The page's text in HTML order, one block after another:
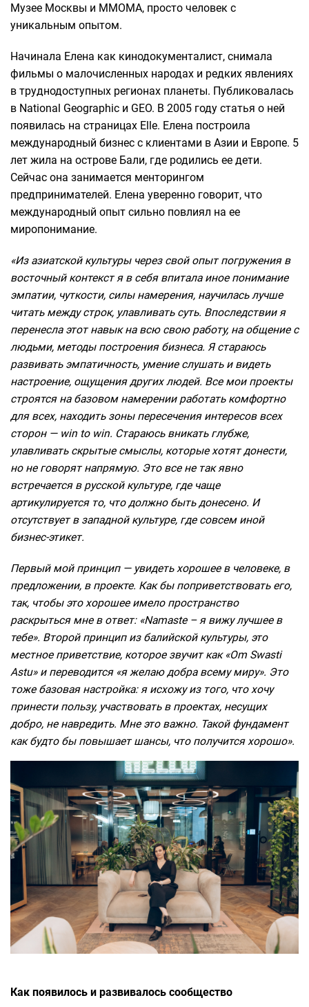
Музее Москвы и ММОМА, просто человек с
уникальным опытом.
Начинала Елена как кинодокументалист, снимала
фильмы о малочисленных народах и редких явлениях
в труднодоступных регионах планеты. Публиковалась
в National Geographic и GEO. В 2005 году статья о ней
появилась на страницах Elle. Елена построила
международный бизнес с клиентами в Азии и Европе. 5
лет жила на острове Бали, где родились ее дети.
Сейчас она занимается менторингом
предпринимателей. Елена уверенно говорит, что
международный опыт сильно повлиял на ее
миропонимание.
«Из азиатской культуры через свой опыт погружения в
восточный контекст я в себя впитала иное понимание
эмпатии, чуткости, силы намерения, научилась лучше
читать между строк, улавливать суть. Впоследствии я
перенесла этот навык на всю свою работу, на общение с
людьми, методы построения бизнеса. Я стараюсь
развивать эмпатичность, умение слушать и видеть
настроение, ощущения других людей. Все мои проекты
строятся на базовом намерении работать комфортно
для всех, находить зоны пересечения интересов всех
сторон — win to win. Стараюсь вникать глубже,
улавливать скрытые смыслы, которые хотят донести,
но не говорят напрямую. Это все не так явно
встречается в русской культуре, где чаще
артикулируется то, что должно быть донесено. И
отсутствует в западной культуре, где совсем иной
бизнес-этикет.
Первый мой принцип — увидеть хорошее в человеке, в
предложении, в проекте. Как бы поприветствовать его,
так, чтобы это хорошее имело пространство
раскрыться мне в ответ: «Namaste – я вижу лучшее в
тебе». Второй принцип из балийской культуры, это
местное приветствие, которое звучит как «Om Swasti
Astu» и переводится «я желаю добра всему миру». Это
тоже базовая настройка: я исхожу из того, что хочу
принести пользу, участвовать в проектах, несущих
добро, не навредить. Мне это важно. Такой фундамент
как будто бы повышает шансы, что получится хорошо».
Как появилось и развивалось сообщество